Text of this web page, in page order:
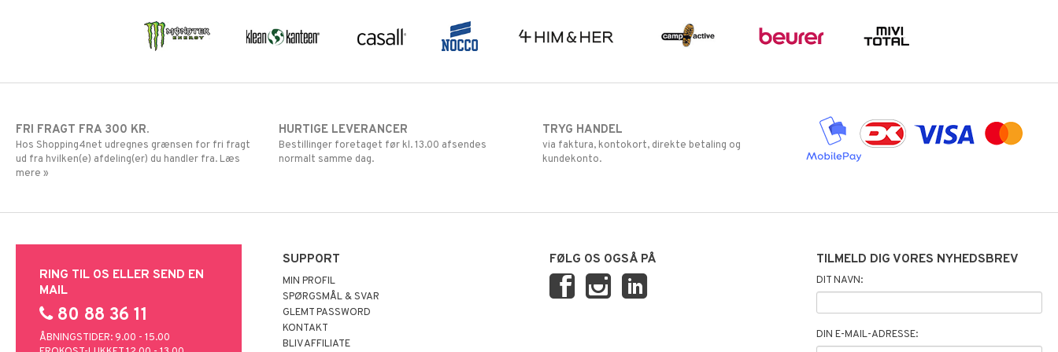
FRI FRAGT FRA 300 KR.
Hos Shopping4net udregnes grænsen for fri fragt
ud fra hvilken(e) afdeling(er) du handler fra. Læs
mere »
HURTIGE LEVERANCER
Bestillinger foretaget før kl. 13.00 afsendes
normalt samme dag.
TRYG HANDEL
via faktura, kontokort, direkte betaling og
kundekonto.
RING TIL OS ELLER SEND EN
MAIL
80 88 36 11
ÅBNINGSTIDER: 9.00 - 15.00
SUPPORT
MIN PROFIL
SPØRGSMÅL & SVAR
GLEMT PASSWORD
KONTAKT
BLIV AFFILIATE
FØLG OS OGSÅ PÅ TILMELD DIG VORES NYHEDSBREV
DIT NAVN:
DIN E-MAIL-ADRESSE: